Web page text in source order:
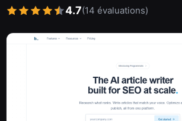
4.7(14 évaluations)